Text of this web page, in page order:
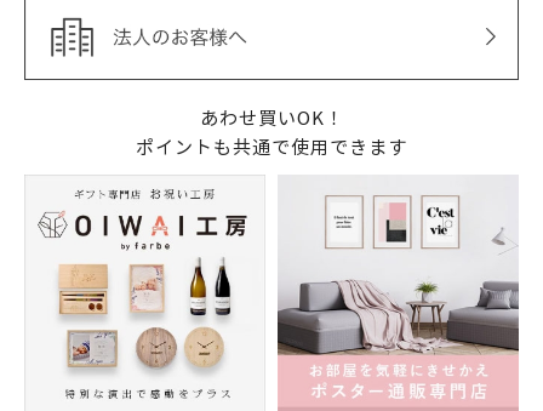
あわせ買いOK！
ポイントも共通で使用できます